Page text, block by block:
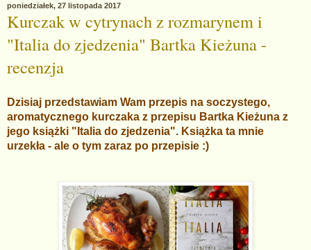
poniedziałek, 27 listopada 2017
Kurczak w cytrynach z rozmarynem i
"Italia do zjedzenia" Bartka Kieżuna -
recenzja
Dzisiaj przedstawiam Wam przepis na soczystego,
aromatycznego kurczaka z przepisu Bartka Kieżuna z
jego książki "Italia do zjedzenia". Książka ta mnie
urzekła - ale o tym zaraz po przepisie :)